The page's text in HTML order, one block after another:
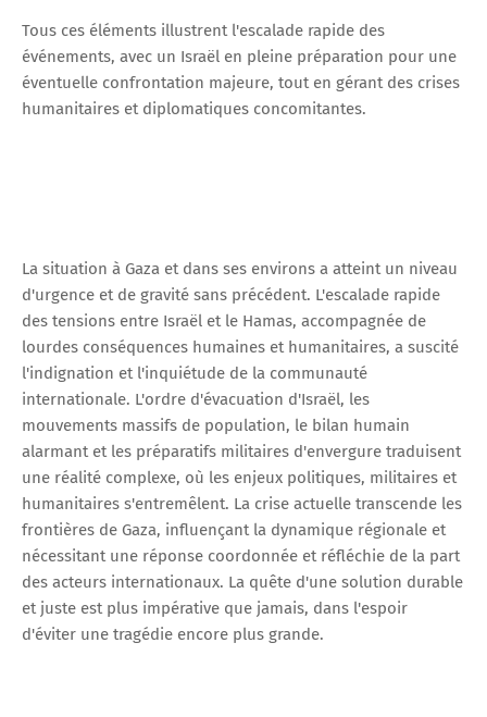
Tous ces éléments illustrent l'escalade rapide des
événements, avec un Israël en pleine préparation pour une
éventuelle confrontation majeure, tout en gérant des crises
humanitaires et diplomatiques concomitantes.
La situation à Gaza et dans ses environs a atteint un niveau
d'urgence et de gravité sans précédent. L'escalade rapide
des tensions entre Israël et le Hamas, accompagnée de
lourdes conséquences humaines et humanitaires, a suscité
l'indignation et l'inquiétude de la communauté
internationale. L'ordre d'évacuation d'Israël, les
mouvements massifs de population, le bilan humain
alarmant et les préparatifs militaires d'envergure traduisent
une réalité complexe, où les enjeux politiques, militaires et
humanitaires s'entremêlent. La crise actuelle transcende les
frontières de Gaza, influençant la dynamique régionale et
nécessitant une réponse coordonnée et réfléchie de la part
des acteurs internationaux. La quête d'une solution durable
et juste est plus impérative que jamais, dans l'espoir
d'éviter une tragédie encore plus grande.